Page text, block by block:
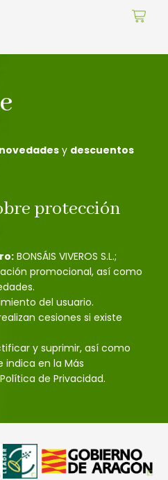
novedades y descuentos
protección
BONSÁIS VIVEROS S.L.;
promocional, así como
del usuario.
cesiones si existe
y suprimir, así como
indica en la Más
de Privacidad.